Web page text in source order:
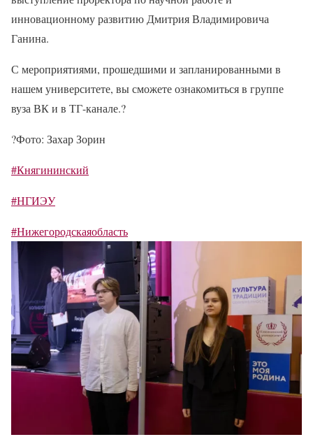
инновационному развитию Дмитрия Владимировича
Ганина.
С мероприятиями, прошедшими и запланированными в
нашем университете, вы сможете ознакомиться в группе
вуза ВК и в ТГ-канале.?
?Фото: Захар Зорин
#Княгининский
#НГИЭУ
#Нижегородскаяобласть